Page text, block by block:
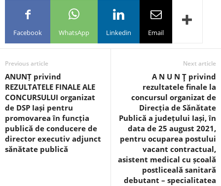
Facebook WhatsApp Linkedin Email
Previous article
ANUNȚ privind
REZULTATELE FINALE ALE
CONCURSULUI organizat
de DSP Iași pentru
promovarea în funcția
publică de conducere de
director executiv adjunct
sănătate publică
Next article
A N U N Ţ privind
rezultatele finale la
concursul organizat de
Direcția de Sănătate
Publică a județului Iași, în
data de 25 august 2021,
pentru ocuparea postului
vacant contractual,
asistent medical cu școală
postliceală sanitară
debutant – specialitatea